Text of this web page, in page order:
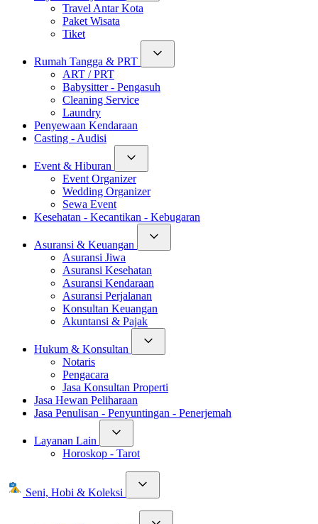
Travel Antar Kota
Paket Wisata
Tiket
Rumah Tangga & PRT
ART / PRT
Babysitter - Pengasuh
Cleaning Service
Laundry
Penyewaan Kendaraan
Casting - Audisi
Event & Hiburan
Event Organizer
Wedding Organizer
Sewa Event
Kesehatan - Kecantikan - Kebugaran
Asuransi & Keuangan
Asuransi Jiwa
Asuransi Kesehatan
Asuransi Kendaraan
Asuransi Perjalanan
Konsultan Keuangan
Akuntansi & Pajak
Hukum & Konsultan
Notaris
Pengacara
Jasa Konsultan Properti
Jasa Hewan Peliharaan
Jasa Penulisan - Penyuntingan - Penerjemah
Layanan Lain
Horoskop - Tarot
Seni, Hobi & Koleksi